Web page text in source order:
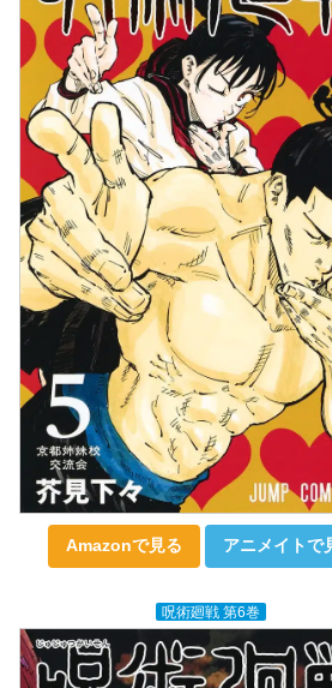
Amazonで見る アニメイトで
呪術廻戦 第6巻